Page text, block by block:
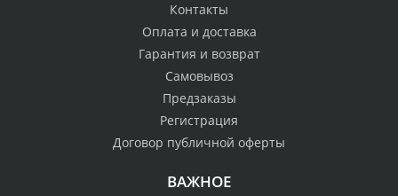
Контакты
Оплата и доставка
Гарантия и возврат
Самовывоз
Предзаказы
Регистрация
Договор публичной оферты
ВАЖНОЕ